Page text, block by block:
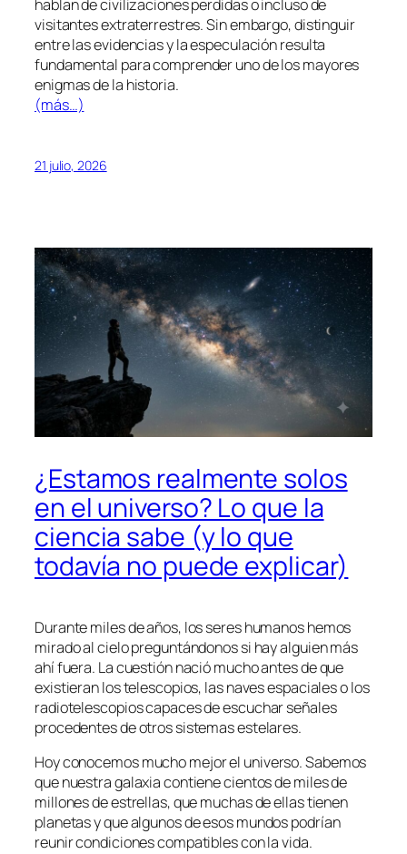
hablan de civilizaciones perdidas o incluso de
visitantes extraterrestres. Sin embargo, distinguir
entre las evidencias y la especulación resulta
fundamental para comprender uno de los mayores
enigmas de la historia.
(más…)
21 julio, 2026
¿Estamos realmente solos
en el universo? Lo que la
ciencia sabe (y lo que
todavía no puede explicar)
Durante miles de años, los seres humanos hemos
mirado al cielo preguntándonos si hay alguien más
ahí fuera. La cuestión nació mucho antes de que
existieran los telescopios, las naves espaciales o los
radiotelescopios capaces de escuchar señales
procedentes de otros sistemas estelares.
Hoy conocemos mucho mejor el universo. Sabemos
que nuestra galaxia contiene cientos de miles de
millones de estrellas, que muchas de ellas tienen
planetas y que algunos de esos mundos podrían
reunir condiciones compatibles con la vida.